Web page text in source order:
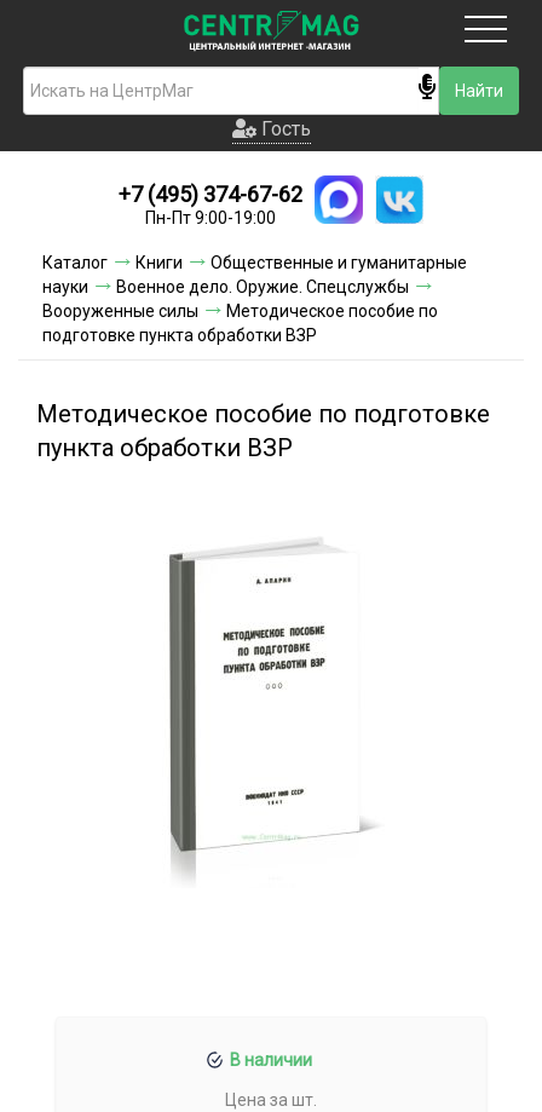
Гость
Новинки
Условия доставки
Условия оплаты
Акции и скидки
Гость
+7 (495) 374-67-62
Пн-Пт 9:00-19:00
Каталог Книги
Общественные и гуманитарные
науки
Военное дело. Оружие. Спецслужбы
Вооруженные силы
Методическое пособие по
подготовке пункта обработки ВЗР
Методическое пособие по подготовке
пункта обработки ВЗР
В наличии
Цена за шт.